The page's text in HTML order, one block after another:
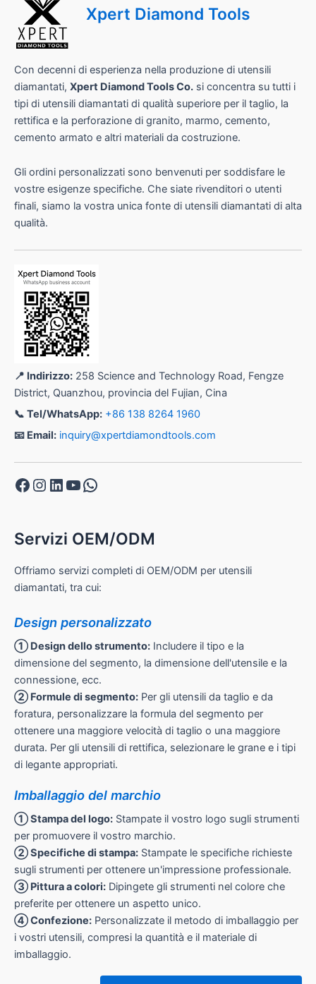
Xpert Diamond Tools
Con decenni di esperienza nella produzione di utensili
diamantati, Xpert Diamond Tools Co. si concentra su tutti i
tipi di utensili diamantati di qualità superiore per il taglio, la
rettifica e la perforazione di granito, marmo, cemento,
cemento armato e altri materiali da costruzione.
Gli ordini personalizzati sono benvenuti per soddisfare le
vostre esigenze specifiche. Che siate rivenditori o utenti
finali, siamo la vostra unica fonte di utensili diamantati di alta
qualità.
📍 Indirizzo: 258 Science and Technology Road, Fengze
District, Quanzhou, provincia del Fujian, Cina
📞 Tel/WhatsApp: +86 138 8264 1960
📧 Email: inquiry@xpertdiamondtools.com
Facebook
Instagram
LinkedIn
YouTube
WhatsApp
Servizi OEM/ODM
Offriamo servizi completi di OEM/ODM per utensili
diamantati, tra cui:
Design personalizzato
① Design dello strumento: Includere il tipo e la
dimensione del segmento, la dimensione dell'utensile e la
connessione, ecc.
② Formule di segmento: Per gli utensili da taglio e da
foratura, personalizzare la formula del segmento per
ottenere una maggiore velocità di taglio o una maggiore
durata. Per gli utensili di rettifica, selezionare le grane e i tipi
di legante appropriati.
Imballaggio del marchio
① Stampa del logo: Stampate il vostro logo sugli strumenti
per promuovere il vostro marchio.
② Specifiche di stampa: Stampate le specifiche richieste
sugli strumenti per ottenere un'impressione professionale.
③ Pittura a colori: Dipingete gli strumenti nel colore che
preferite per ottenere un aspetto unico.
④ Confezione: Personalizzate il metodo di imballaggio per
i vostri utensili, compresi la quantità e il materiale di
imballaggio.